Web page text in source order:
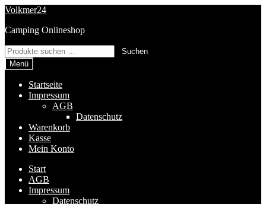
Zur
springen
Zum
springen
Volkmer24
Camping Onlineshop
Suchen
nach:
Suchen
Menü
Startseite
Impressum
AGB
Datenschutz
Warenkorb
Kasse
Mein Konto
Start
AGB
Impressum
Datenschutz